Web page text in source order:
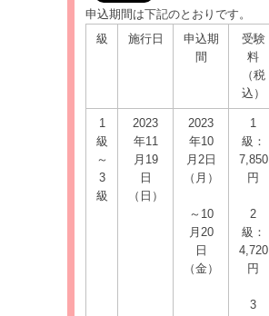
申込期間は下記のとおりです。
級
施行日
申込期
間
受験
料
（税
込）
1
級
～
3
級
2023
年11
月19
日
（日）
2023
年10
月2日
（月）
～10
月20
日
（金）
1
級：
7,850
円
2
級：
4,720
円
3